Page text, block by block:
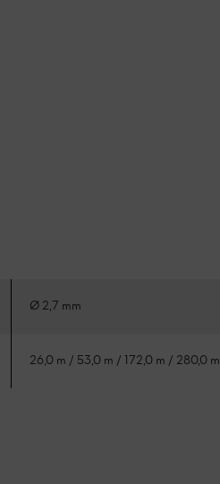
Ø 2,7 mm
26,0 m / 53,0 m / 172,0 m / 280,0 m